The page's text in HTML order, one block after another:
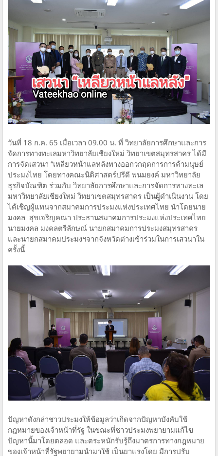
วันที่ 18 ก.ค. 65 เมื่อเวลา 09.00 น. ที่ วิทยาลัยการศึกษาและการ
จัดการทางทะเลมหาวิทยาลัยเชียงใหม่ วิทยาเขตสมุทรสาคร ได้มี
การจัดเสวนา “เหลียวหน้าแลหลังทางออกวกฤตการการค้ามนุษย์
ประมงไทย โดยทางคณะนิติศาสตร์ปรีดี พนมยงค์ มหาวิทยาลัย
ธุรกิจบัณฑิต ร่วมกับ วิทยาลัยการศึกษาและการจัดการทางทะเล
มหาวิทยาลัยเชียงใหม่ วิทยาเขตสมุทรสาคร เป็นผู้ดำเนินงาน โดย
ได้เชิญผู้แทนจากสมาคมการประมงแห่งประเทศไทย นำโดยนาย
มงคล สุขเจริญคณา ประธานสมาคมการประมงแห่งประเทศไทย
นายมงคล มงคลตรีลักษณ์ นายกสมาคมการประมงสมุทรสาคร
และนายกสมาคมประมงฯจากจังหวัดต่างเข้าร่วมในการเสวนาใน
ครั้งนี้
ปัญหาดังกล่าชาวประมงให้ข้อมูลว่าเกิดจากปัญหาบังคับใช้
กฎหมายของเจ้าหน้าที่รัฐ ในขณะที่ชาวประมงพยายามแก้ไข
ปัญหานี้มาโดยตลอด และตระหนักรับรู้ถึงมาตรการทางกฎหมาย
ของเจ้าหน้าที่รัฐพยายามนำมาใช้ เป็นยาแรงโดย มีการปรับ